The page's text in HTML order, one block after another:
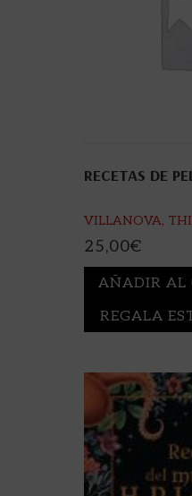
RECETAS DE
VILLANOVA,
25,00€
AÑADIR AL
REGALA